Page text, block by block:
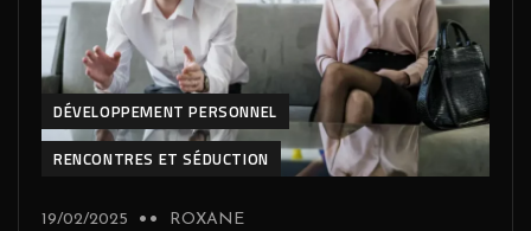
DÉVELOPPEMENT PERSONNEL
RENCONTRES ET SÉDUCTION
19/02/2025 ROXANE